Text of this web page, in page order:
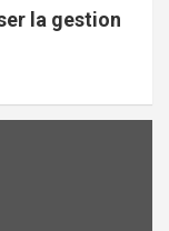
la gestion